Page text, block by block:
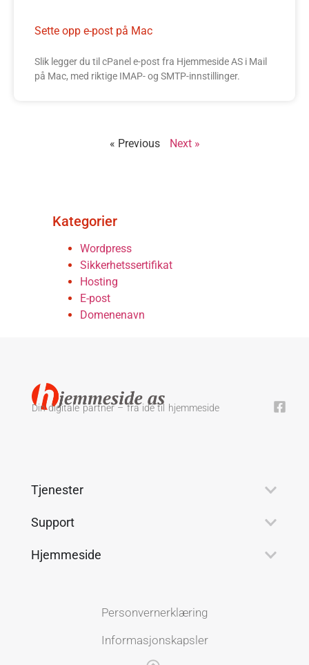
Sette opp e-post på Mac
Slik legger du til cPanel e-post fra Hjemmeside AS i Mail
på Mac, med riktige IMAP- og SMTP-innstillinger.
« Previous Next »
Kategorier
Wordpress
Sikkerhetssertifikat
Hosting
E-post
Domenenavn
Din digitale partner – fra idé til hjemmeside
Tjenester
Support
Hjemmeside
Personvernerklæring
Informasjonskapsler